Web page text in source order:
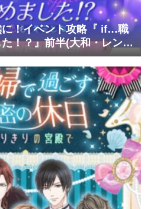
に！イベント攻略『 if…職
！？』前半(大和・レン・